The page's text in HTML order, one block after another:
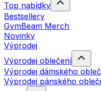
Top nabídky
Bestsellery
GymBeam Merch
Novinky
Výprodej
Výprodej oblečení
Výprodej dámského
Výprodej pánského